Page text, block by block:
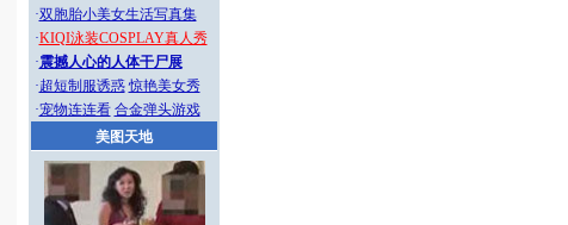
·双胞胎小美女生活写真集
·KIQI泳装COSPLAY真人秀
·震撼人心的人体干尸展
·超短制服诱惑 惊艳美女秀
·宠物连连看 合金弹头游戏
美图天地